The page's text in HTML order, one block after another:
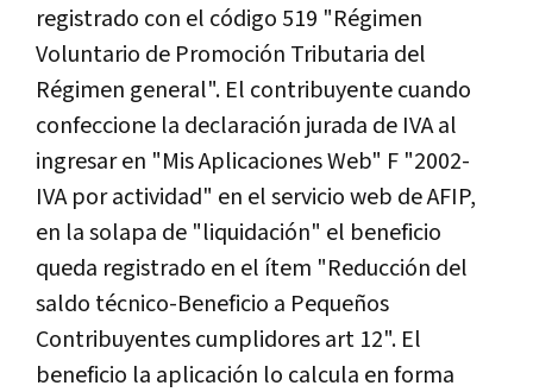
registrado con el código 519 "Régimen
Voluntario de Promoción Tributaria del
Régimen general". El contribuyente cuando
confeccione la declaración jurada de IVA al
ingresar en "Mis Aplicaciones Web" F "2002-
IVA por actividad" en el servicio web de AFIP,
en la solapa de "liquidación" el beneficio
queda registrado en el ítem "Reducción del
saldo técnico-Beneficio a Pequeños
Contribuyentes cumplidores art 12". El
beneficio la aplicación lo calcula en forma